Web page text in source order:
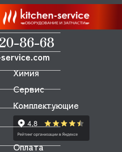
86-68
Химия
Сервис
Комплектующие
Оплата